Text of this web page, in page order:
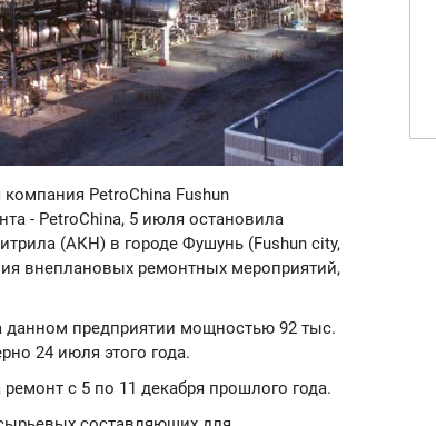
PetroChina Fushun
- PetroChina, 5 июля остановила
(АКН) в городе Фушунь (Fushun city,
внеплановых ремонтных мероприятий,
данном предприятии мощностью 92 тыс.
24 июля этого года.
с 5 по 11 декабря прошлого года.